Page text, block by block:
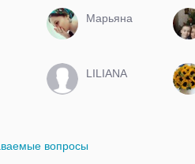
Марьяна
LILIANA
вопросы